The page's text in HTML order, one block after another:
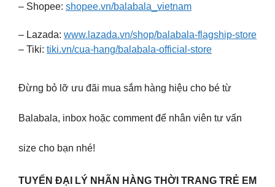
– Shopee: shopee.vn/balabala_vietnam
– Lazada: www.lazada.vn/shop/balabala-flagship-store
– Tiki: tiki.vn/cua-hang/balabala-official-store
Đừng bỏ lỡ ưu đãi mua sắm hàng hiệu cho bé từ
Balabala, inbox hoặc comment để nhân viên tư vấn
size cho bạn nhé!
TUYỂN ĐẠI LÝ NHÃN HÀNG THỜI TRANG TRẺ EM